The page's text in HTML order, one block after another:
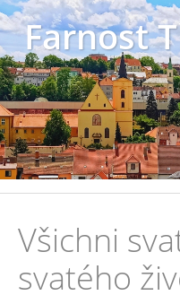
Farnost
Všichni
svatého